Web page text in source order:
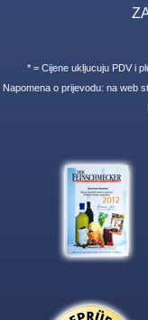
* = Cijene ukljucuju PDV i
Napomena o prijevodu: na web